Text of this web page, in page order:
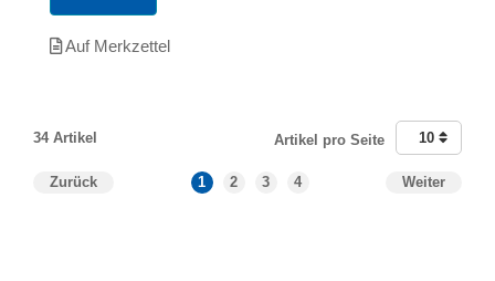
Auf Merkzettel
34 Artikel
Zurück 1 2 3 4 Weiter
Artikel pro Seite 10